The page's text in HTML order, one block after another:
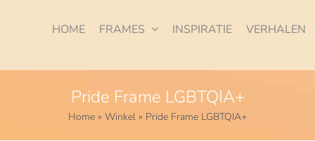
HOME FRAMES INSPIRATIE VERHALEN
Pride Frame LGBTQIA+
Home » Winkel » Pride Frame LGBTQIA+